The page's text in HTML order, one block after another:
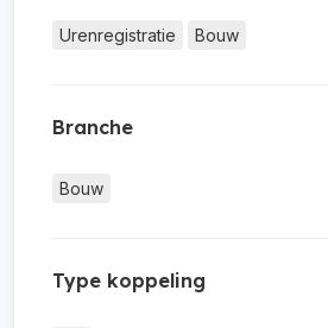
Urenregistratie Bouw
Branche
Bouw
Type koppeling